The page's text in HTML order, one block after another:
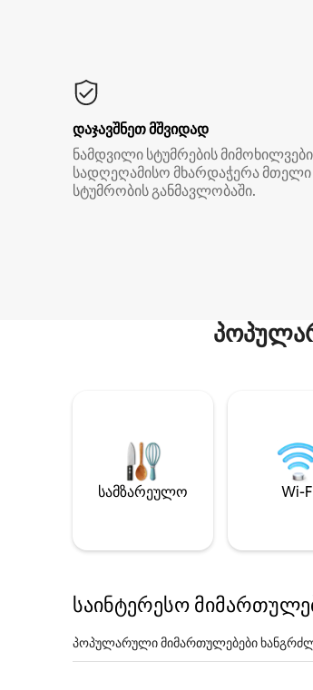
დაჯავშნეთ მშვიდად
ნამდვილი სტუმრების
სადღეღამისო მხარდაჭერა მთელი
სტუმრობის განმავლობაში.
სამზარეულო Wi-
საინტერესო
პოპულარული მიმართულებები